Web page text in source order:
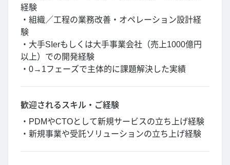
経験
・組織／工程の業務改善・オペレーション設計経
験
・大手SIerもしくは大手事業会社（売上1000億円
以上）での開発経験
・0→1フェーズで主体的に課題解決した実績
歓迎されるスキル・ご経験
・PDMやCTOとして新規サービスの立ち上げ経験
・新規事業や受託ソリューションの立ち上げ経験